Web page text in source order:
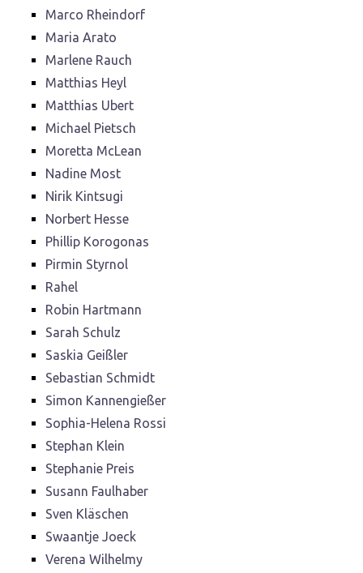
Marco Rheindorf
Maria Arato
Marlene Rauch
Matthias Heyl
Matthias Ubert
Michael Pietsch
Moretta McLean
Nadine Most
Nirik Kintsugi
Norbert Hesse
Phillip Korogonas
Pirmin Styrnol
Rahel
Robin Hartmann
Sarah Schulz
Saskia Geißler
Sebastian Schmidt
Simon Kannengießer
Sophia-Helena Rossi
Stephan Klein
Stephanie Preis
Susann Faulhaber
Sven Kläschen
Swaantje Joeck
Verena Wilhelmy